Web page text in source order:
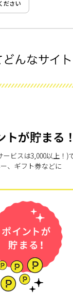
ださい
トが貯まる
ビスは3,000以上！)
、ギフト券などに